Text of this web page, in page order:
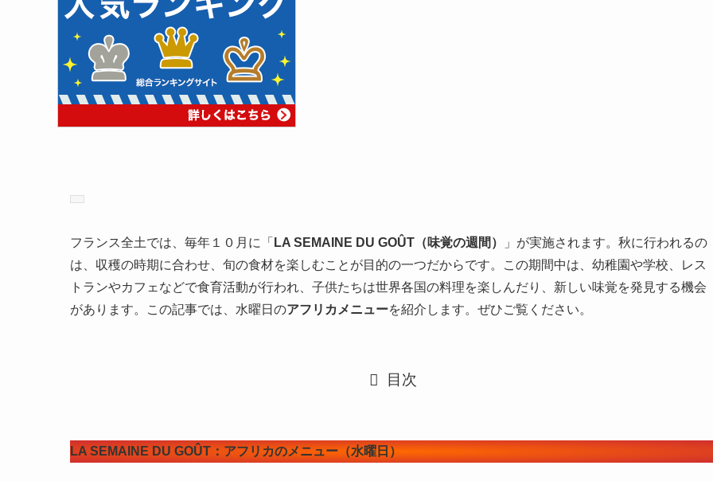
フランス全土では、毎年１０月に「 LA SEMAINE DU GOÛT（味覚の週間）
」が実施されます。秋に行われるの
は、収穫の時期に合わせ、旬の食材を楽しむことが目的の一つだからです。この期間中は、幼稚園や学校、レス
トランやカフェなどで食育活動が行われ、子供たちは世界各国の料理を楽しんだり、新しい味覚を発見する機会
があります。この記事では、水曜日のアフリカメニューを紹介します。ぜひご覧ください。
目次
LA SEMAINE DU GOÛT：アフリカのメニュー（水曜日）